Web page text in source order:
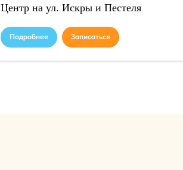
Центр на ул. Искры и Пестеля
Подробнее Записаться